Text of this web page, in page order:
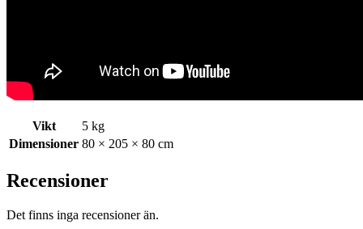
Vikt
5 kg
Dimensioner 80 × 205 × 80 cm
Recensioner
Det finns inga recensioner än.